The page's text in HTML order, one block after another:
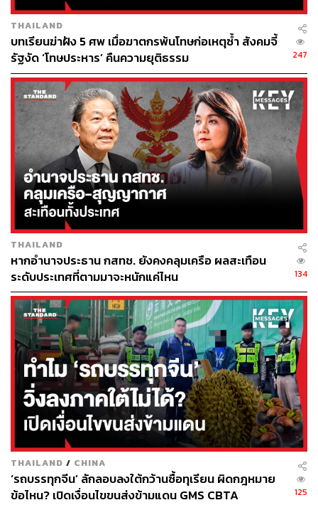
บางคนไม่ปรับเปลี่ยนพฤติกรรม บางคนได้รับยาไปแล้วกินยา
ไม่สม่ำเสมอ หากคนไข้ร่วมจ่ายจะทำให้ตระหนักถึงต้นทุน
ของการรักษาและหันมาควบคุมตัวเองมากขึ้นหรือไม่
อะไรที่ทำให้ผมเปลี่ยนความคิดต่อเรื่องนี้ใหม่
ผมคิดว่าหมอส่วนหนึ่ง (ไม่ทั้งหมด) น่าจะมีความคิดคล้ายกับ
ที่เขียนมาข้างต้น อ่านแล้วเห็นด้วยหรือไม่เห็นด้วยอย่างไร
บ้างครับ ผมเริ่มทำความเข้าใจเกี่ยวกับบัตรทอง และเปลี่ยน
ความคิดต่อเรื่องนี้ใหม่ตอนทำงานที่แผนก ‘กุมารเวชกรรม’
ซึ่งเป็นช่วงท้ายๆ ของการทำงานในปีแรก
ถึงแม้จะป่วยเป็นโรคที่ป้องกันได้ แต่ด้วยความเป็นเด็ก คนไข้
ไม่สามารถดูแลตัวเองได้เหมือนผู้ใหญ่ จึงไม่ค่อยสมเหตุสม
ผลที่จะเรียกโรคในแผนกนี้ว่า ‘โรคทำตัวเอง’ คนไข้บางคนมี
ความพิการตั้งแต่เกิดหรือเป็นโรคทางพันธุกรรม ซึ่งไม่มีทาง
ที่จะเกิดจากการไม่ปรับเปลี่ยนพฤติกรรมได้
คนไข้อีกกลุ่มเป็นเด็กที่มีปัญหาเรื่องสิทธิ์การรักษา พ่อแม่ที่
เป็นแรงงานต่างชาติต้องจ่ายค่ารักษาของลูกเองทั้งหมด ซึ่ง
ต่อให้ทำงานทั้งเดือนก็คงหาเงินมาจ่ายได้ไม่ครบ โครงการ
บัตรทองจึงลดภาระค่าใช้จ่ายด้านสุขภาพของคนไทยและมี
‘ข้อดี’ ในทางเศรษฐกิจและสังคมโดยรวม
สำหรับผู้ใหญ่ คำว่า ‘โรคทำตัวเอง’ ยังมีคำถามตามมาว่า
ต้องดูแลตัวเองขนาดไหนถึงจะเรียกว่าเหมาะสมแล้ว ถ้าจะให้
คนไข้กลุ่มนี้ร่วมจ่ายค่ารักษาจะวัดระดับการดูแลตัวเอง
อย่างไร หรือแม้กระทั่งโรคทำตัวเองมีจริงหรือไม่ เพราะ
พฤติกรรมเป็นเพียงหนึ่งในอีกหลายปัจจัยที่ส่งผลต่อโรค
THAILAND
บทเรียนฆ่าฝัง 5 ศพ เมื่อฆาตกรพ้นโทษก่อเหตุซ้ำ สังคมจี้
รัฐงัด ‘โทษประหาร’ คืนความยุติธรรม
247
THAILAND
หากอำนาจประธาน กสทช. ยังคงคลุมเครือ ผลสะเทือน
ระดับประเทศที่ตามมาจะหนักแค่ไหน
134
THAILAND / CHINA
‘รถบรรทุกจีน’ ลักลอบลงใต้กว้านซื้อทุเรียน ผิดกฎหมาย
ข้อไหน? เปิดเงื่อนไขขนส่งข้ามแดน GMS CBTA
125